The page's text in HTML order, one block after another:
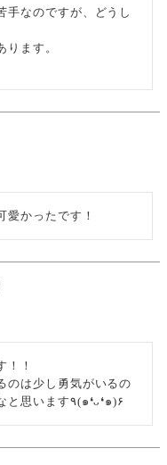
手なのですが、どうし
ます。
愛かったです！
！！
のは少し勇気がいるの
で、旅行とか海とか行く時にいいかなと思います٩(๑❛ᴗ❛๑)۶